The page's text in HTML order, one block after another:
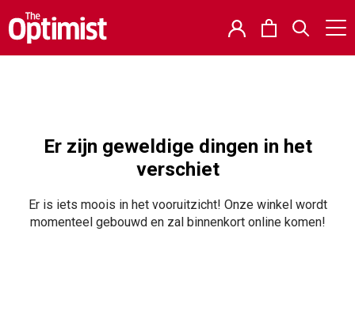
Er zijn geweldige dingen in het
verschiet
Er is iets moois in het vooruitzicht! Onze winkel wordt
momenteel gebouwd en zal binnenkort online komen!